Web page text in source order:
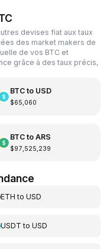
devises fiat aux taux
des market makers de
de vos BTC et
grâce à des taux précis,
BTCto USD
$65,060
BTCto ARS
$97,525,239
ETH toUSD
USDT toUSD